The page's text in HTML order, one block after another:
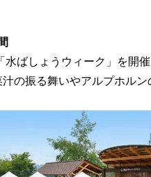
ばしょうウィーク」を開催
の振る舞いやアルプホルン